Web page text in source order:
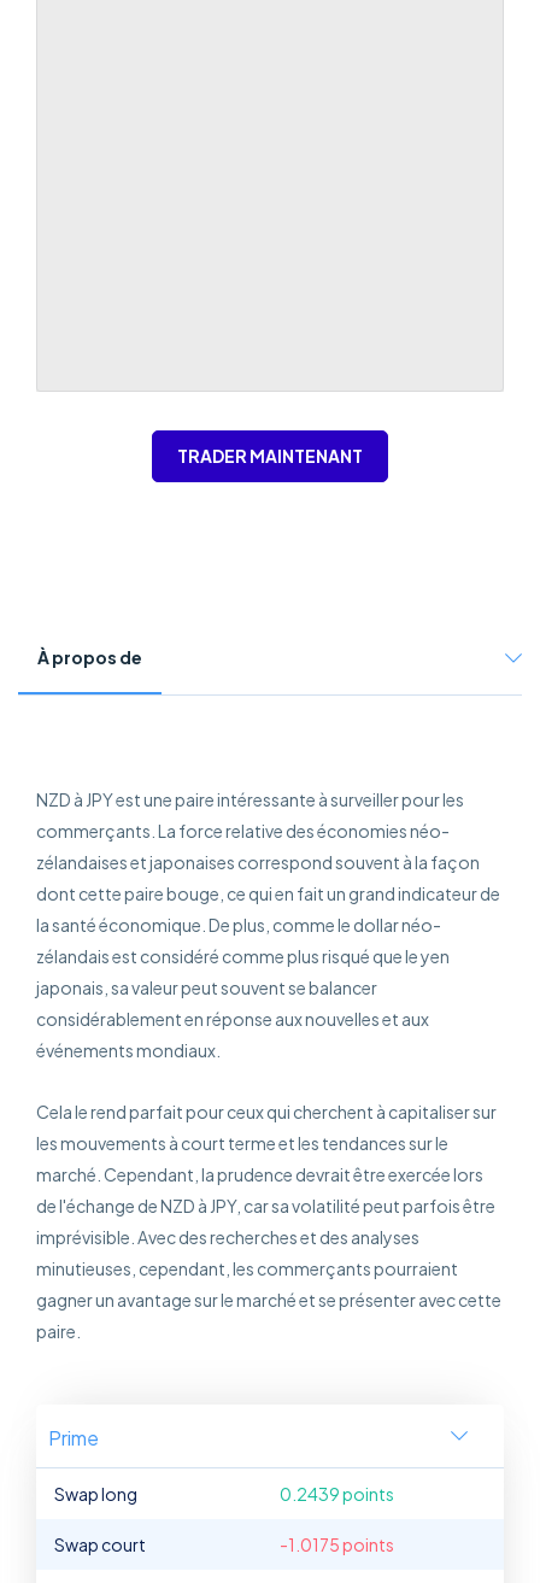
TRADER MAINTENANT
À propos de
NZD à JPY est une paire intéressante à surveiller pour les
commerçants. La force relative des économies néo-
zélandaises et japonaises correspond souvent à la façon
dont cette paire bouge, ce qui en fait un grand indicateur de
la santé économique. De plus, comme le dollar néo-
zélandais est considéré comme plus risqué que le yen
japonais, sa valeur peut souvent se balancer
considérablement en réponse aux nouvelles et aux
événements mondiaux.
Cela le rend parfait pour ceux qui cherchent à capitaliser sur
les mouvements à court terme et les tendances sur le
marché. Cependant, la prudence devrait être exercée lors
de l'échange de NZD à JPY, car sa volatilité peut parfois être
imprévisible. Avec des recherches et des analyses
minutieuses, cependant, les commerçants pourraient
gagner un avantage sur le marché et se présenter avec cette
paire.
Prime
Swap long 0.2439 points
Swap court -1.0175 points